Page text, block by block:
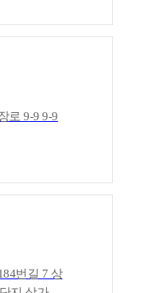
로 9-9 9-9
번길 7 상